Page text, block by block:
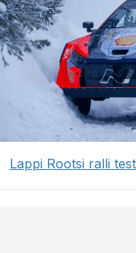
Lappi Rootsi ralli